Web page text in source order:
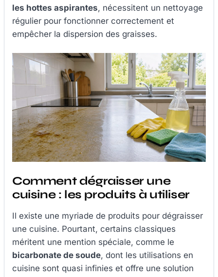
les hottes aspirantes, nécessitent un nettoyage
régulier pour fonctionner correctement et
empêcher la dispersion des graisses.
Comment dégraisser une
cuisine : les produits à utiliser
Il existe une myriade de produits pour dégraisser
une cuisine. Pourtant, certains classiques
méritent une mention spéciale, comme le
bicarbonate de soude, dont les utilisations en
cuisine sont quasi infinies et offre une solution